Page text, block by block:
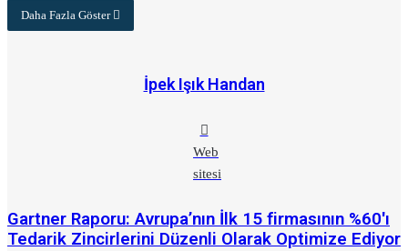
Daha Fazla Göster
İpek Işık Handan
Web
sitesi
Gartner Raporu: Avrupa’nın İlk 15 firmasının %60'ı
Tedarik Zincirlerini Düzenli Olarak Optimize Ediyor